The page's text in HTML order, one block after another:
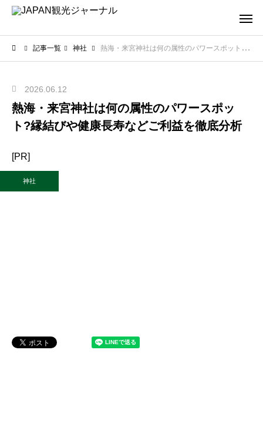
記事一覧 神社 熱海・来宮神社は何の属性のパワースポット?縁結びや健康長寿などご利益を徹底分析
2026.06.12
熱海・来宮神社は何の属性のパワースポッ
ト?縁結びや健康長寿などご利益を徹底分析
[PR]
神社